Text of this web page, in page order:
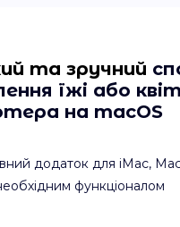
та зручний
їжі або
на macOS
додаток для iMac,
функціоналом